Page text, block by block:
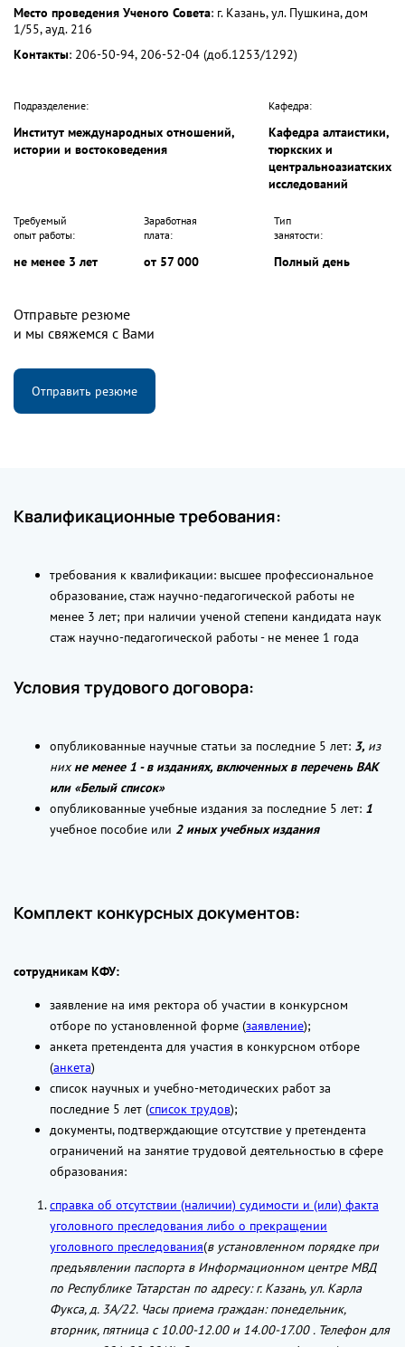
Место проведения Ученого Совета: г. Казань, ул. Пушкина, дом
1/55, ауд. 216
Контакты: 206-50-94, 206-52-04 (доб.1253/1292)
Подразделение:
Институт международных отношений,
истории и востоковедения
Кафедра:
Кафедра алтаистики,
тюркских и
центральноазиатских
исследований
Требуемый
опыт работы:
не менее 3 лет
Заработная
плата:
от 57 000
Тип
занятости:
Полный день
Отправьте резюме
и мы свяжемся с Вами
Отправить резюме
Квалификационные требования:
требования к квалификации: высшее профессиональное
образование, стаж научно-педагогической работы не
менее 3 лет; при наличии ученой степени кандидата наук
стаж научно-педагогической работы - не менее 1 года
Условия трудового договора:
опубликованные научные статьи за последние 5 лет: 3, из
них не менее 1 - в изданиях, включенных в перечень ВАК
или «Белый список»
опубликованные учебные издания за последние 5 лет: 1
учебное пособие или 2 иных учебных издания
Комплект конкурсных документов:
сотрудникам КФУ:
заявление на имя ректора об участии в конкурсном
отборе по установленной форме (заявление);
анкета претендента для участия в конкурсном отборе
(анкета)
список научных и учебно-методических работ за
последние 5 лет (список трудов);
документы, подтверждающие отсутствие у претендента
ограничений на занятие трудовой деятельностью в сфере
образования:
справка об отсутствии (наличии) судимости и (или) факта
уголовного преследования либо о прекращении
уголовного преследования(в установленном порядке при
предъявлении паспорта в Информационном центре МВД
по Республике Татарстан по адресу: г. Казань, ул. Карла
Фукса, д. 3А/22. Часы приема граждан: понедельник,
вторник, пятница с 10.00-12.00 и 14.00-17.00 . Телефон для